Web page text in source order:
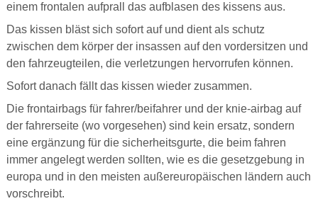
einem frontalen aufprall das aufblasen des kissens aus.
Das kissen bläst sich sofort auf und dient als schutz
zwischen dem körper der insassen auf den vordersitzen und
den fahrzeugteilen, die verletzungen hervorrufen können.
Sofort danach fällt das kissen wieder zusammen.
Die frontairbags für fahrer/beifahrer und der knie-airbag auf
der fahrerseite (wo vorgesehen) sind kein ersatz, sondern
eine ergänzung für die sicherheitsgurte, die beim fahren
immer angelegt werden sollten, wie es die gesetzgebung in
europa und in den meisten außereuropäischen ländern auch
vorschreibt.